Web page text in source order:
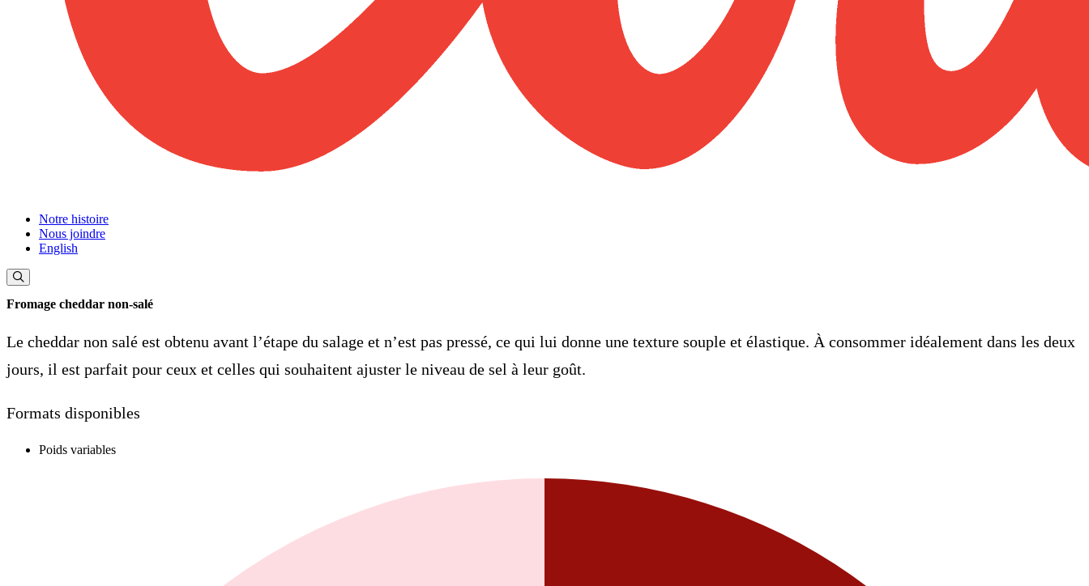
Notre histoire
Nous joindre
English
Fromage cheddar non-salé
Le cheddar non salé est obtenu avant l’étape du salage et n’est pas pressé, ce qui lui donne une texture souple et élastique. À consommer idéalement dans les deux
jours, il est parfait pour ceux et celles qui souhaitent ajuster le niveau de sel à leur goût.
Formats disponibles
Poids variables